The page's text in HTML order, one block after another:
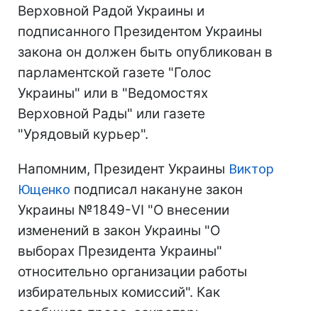
Верховной Радой Украины и
подписанного Президентом Украины
закона он должен быть опубликован в
парламентской газете "Голос
Украины" или в "Ведомостях
Верховной Рады" или газете
"Урядовый курьер".
Напомним, Президент Украины Виктор
Ющенко подписал накануне закон
Украины №1849-VI "О внесении
изменений в закон Украины "О
выборах Президента Украины"
относительно организации работы
избирательных комиссий". Как